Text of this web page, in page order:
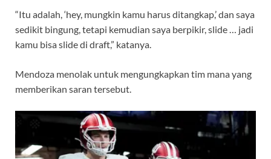
“Itu adalah, ‘hey, mungkin kamu harus ditangkap,’ dan saya
sedikit bingung, tetapi kemudian saya berpikir, slide … jadi
kamu bisa slide di draft,” katanya.
Mendoza menolak untuk mengungkapkan tim mana yang
memberikan saran tersebut.